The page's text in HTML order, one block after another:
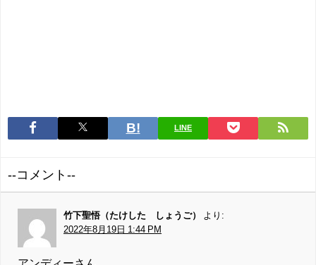
LINE
--コメント--
竹下聖悟（たけした しょうご）
より:
2022年8月19日 1:44 PM